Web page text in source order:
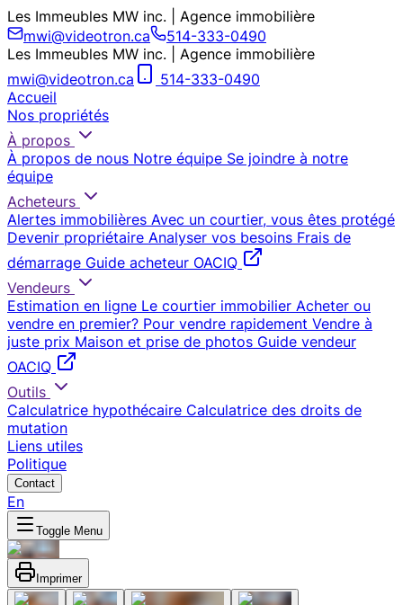
Les Immeubles MW inc. | Agence immobilière
mwi@videotron.ca
514-333-0490
Les Immeubles MW inc. | Agence immobilière
mwi@videotron.ca
514-333-0490
Accueil
Nos propriétés
À propos
À propos de nous Notre équipe Se joindre à notre
équipe
Acheteurs
Alertes immobilières Avec un courtier, vous êtes protégé
Devenir propriétaire Analyser vos besoins Frais de
démarrage Guide acheteur OACIQ
Vendeurs
Estimation en ligne Le courtier immobilier Acheter ou
vendre en premier? Pour vendre rapidement Vendre à
juste prix Maison et prise de photos Guide vendeur
OACIQ
Outils
Calculatrice hypothécaire Calculatrice des droits de
mutation
Liens utiles
Politique
Contact
En
Toggle Menu
Imprimer